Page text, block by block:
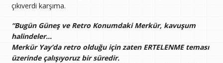
çıkıverdi karşıma.
“Bugün Güneş ve Retro Konumdaki Merkür, kavuşum
halindeler…
Merkür Yay’da retro olduğu için zaten ERTELENME teması
üzerinde çalışıyoruz bir süredir.